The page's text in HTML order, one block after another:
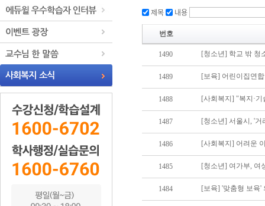
제목 내용
번호
1490 [청소년] 학교 밖 청
1489 [보육] 어린이집연
1488 [사회복지] "복지·
1487 [청소년] 서울시, '
1486 [사회복지] 어려운
1485 [청소년] 여가부, 여
1484 [보육] '맞춤형 보육'